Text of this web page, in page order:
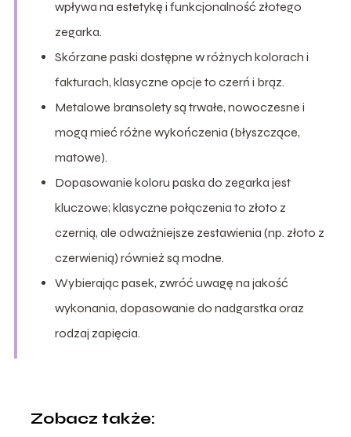
wpływa na estetykę i funkcjonalność złotego
zegarka.
Skórzane paski dostępne w różnych kolorach i
fakturach, klasyczne opcje to czerń i brąz.
Metalowe bransolety są trwałe, nowoczesne i
mogą mieć różne wykończenia (błyszczące,
matowe).
Dopasowanie koloru paska do zegarka jest
kluczowe; klasyczne połączenia to złoto z
czernią, ale odważniejsze zestawienia (np. złoto z
czerwienią) również są modne.
Wybierając pasek, zwróć uwagę na jakość
wykonania, dopasowanie do nadgarstka oraz
rodzaj zapięcia.
Zobacz także: